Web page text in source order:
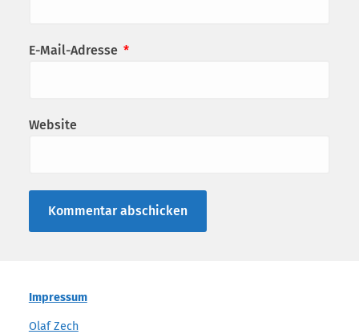
E-Mail-Adresse *
Website
Impressum
Olaf Zech